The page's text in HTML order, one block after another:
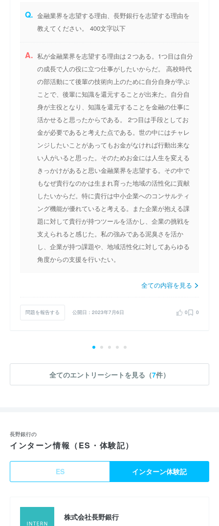
Q. 金融業界を志望する理由、長野銀行を志望する理由を
教えてください。 400文字以下
A. 私が金融業界を志望する理由は２つある。1つ目は自分
の成長で人の役に立つ仕事がしたいからだ。 高校時代
の部活動にて後輩の技術向上のために自分自身が学ぶ
ことで、後輩に知識を還元することが出来た。自分自
身が主役となり、知識を還元することを金融の仕事に
活かせると思ったからである。 2つ目は手段としてお
金が必要であると考えた点である。世の中にはチャレ
ンジしたいことがあってもお金がなければ行動出来な
い人がいると思った。そのためお金には人生を変える
きっかけがあると思い金融業界を志望する。その中で
もなぜ貴行なのかは生まれ育った地域の活性化に貢献
したいからだ。特に貴行は中小企業へのコンサルティ
ング機能が優れていると考える。また企業が抱える課
題に対して貴行が持つツールを活かし、企業の挑戦を
支えられると感じた。私の強みである泥臭さを活か
し、企業が持つ課題や、地域活性化に対してあらゆる
角度からの支援を行いたい。
全ての内容を見る
問題を報告する 公開日：2023年7月6日 0 0
全てのエントリーシートを見る（7件）
長野銀行の
インターン情報（ES・体験記）
ES インターン体験記
株式会社長野銀行